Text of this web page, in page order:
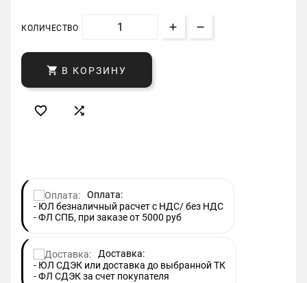
КОЛИЧЕСТВО
 В КОРЗИНУ
 
Оплата:
- ЮЛ безналичный расчет с НДС/ без НДС
- ФЛ СПБ, при заказе от 5000 руб
Доставка:
- ЮЛ СДЭК или доставка до выбранной ТК
- ФЛ СДЭК за счет покупателя